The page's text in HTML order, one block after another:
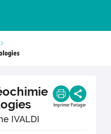
IVALDI
Imprimer Partager